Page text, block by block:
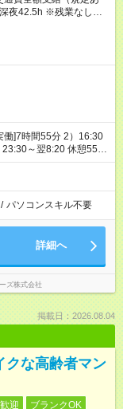
夜42.5h ※残業なしの
働]7時間55分 2）16:30
～翌8:20 休憩55
/ パソコンスキル不要
詳細へ
ズ株式会社
掲載日：2026.08.04
クな高齢者マン
迎
ブランクOK